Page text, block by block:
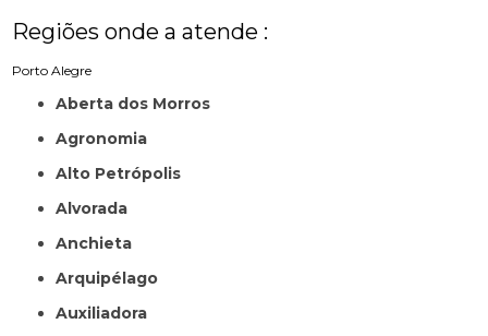
Regiões onde a atende :
Porto Alegre
Aberta dos Morros
Agronomia
Alto Petrópolis
Alvorada
Anchieta
Arquipélago
Auxiliadora